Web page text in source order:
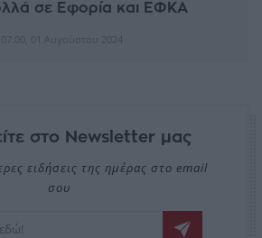
σε Εφορία και ΕΦΚΑ
στο Newsletter μας
ειδήσεις της ημέρας στο email
σου